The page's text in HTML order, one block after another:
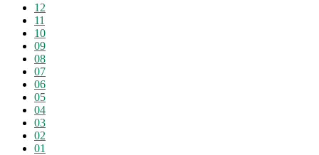
12
11
10
09
08
07
06
05
04
03
02
01